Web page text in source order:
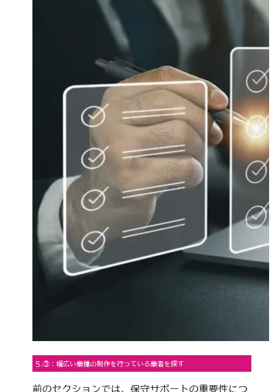
5.③：幅広い業種の制作を行っている業者を探す
前のセクションでは、保守サポートの重要性につ